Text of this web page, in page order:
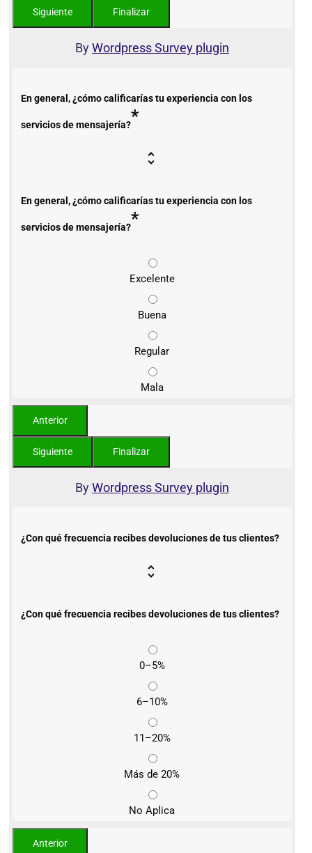
ByWordpress Survey plugin
En general, ¿cómo calificarías tu experiencia con los
servicios de mensajería?*
En general, ¿cómo calificarías tu experiencia con los
servicios de mensajería?*
Excelente
Buena
Regular
Mala
ByWordpress Survey plugin
¿Con qué frecuencia recibes devoluciones de tus clientes?
¿Con qué frecuencia recibes devoluciones de tus clientes?
0–5%
6–10%
11–20%
Más de 20%
No Aplica